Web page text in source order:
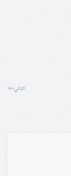
التالي